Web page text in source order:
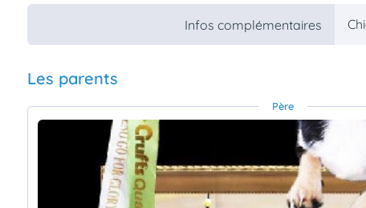
Infos complémentaires
Les parents
Père